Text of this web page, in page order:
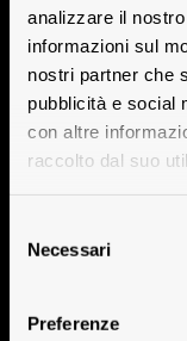
analizzare il
informazioni sul
nostri partner che
pubblicità e social
con altre
raccolto dal suo
delNecessari
Preferenze